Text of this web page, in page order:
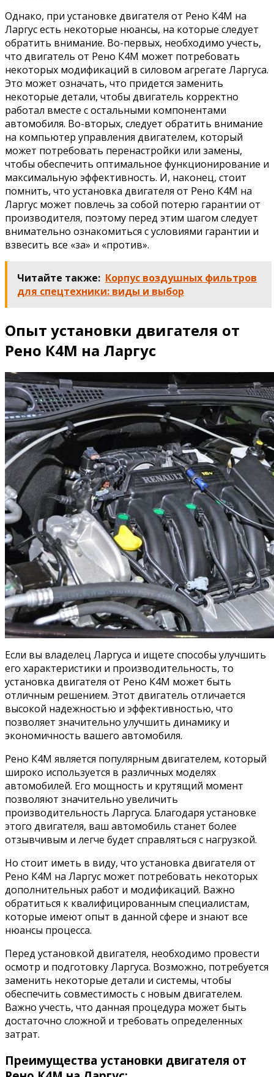
Однако, при установке двигателя от Рено К4М на
Ларгус есть некоторые нюансы, на которые следует
обратить внимание. Во-первых, необходимо учесть,
что двигатель от Рено К4М может потребовать
некоторых модификаций в силовом агрегате Ларгуса.
Это может означать, что придется заменить
некоторые детали, чтобы двигатель корректно
работал вместе с остальными компонентами
автомобиля. Во-вторых, следует обратить внимание
на компьютер управления двигателем, который
может потребовать перенастройки или замены,
чтобы обеспечить оптимальное функционирование и
максимальную эффективность. И, наконец, стоит
помнить, что установка двигателя от Рено К4М на
Ларгус может повлечь за собой потерю гарантии от
производителя, поэтому перед этим шагом следует
внимательно ознакомиться с условиями гарантии и
взвесить все «за» и «против».
Читайте также: Корпус воздушных фильтров
для спецтехники: виды и выбор
Опыт установки двигателя от
Рено К4М на Ларгус
Если вы владелец Ларгуса и ищете способы улучшить
его характеристики и производительность, то
установка двигателя от Рено К4М может быть
отличным решением. Этот двигатель отличается
высокой надежностью и эффективностью, что
позволяет значительно улучшить динамику и
экономичность вашего автомобиля.
Рено К4М является популярным двигателем, который
широко используется в различных моделях
автомобилей. Его мощность и крутящий момент
позволяют значительно увеличить
производительность Ларгуса. Благодаря установке
этого двигателя, ваш автомобиль станет более
отзывчивым и легче будет справляться с нагрузкой.
Но стоит иметь в виду, что установка двигателя от
Рено К4М на Ларгус может потребовать некоторых
дополнительных работ и модификаций. Важно
обратиться к квалифицированным специалистам,
которые имеют опыт в данной сфере и знают все
нюансы процесса.
Перед установкой двигателя, необходимо провести
осмотр и подготовку Ларгуса. Возможно, потребуется
заменить некоторые детали и системы, чтобы
обеспечить совместимость с новым двигателем.
Важно учесть, что данная процедура может быть
достаточно сложной и требовать определенных
затрат.
Преимущества установки двигателя от